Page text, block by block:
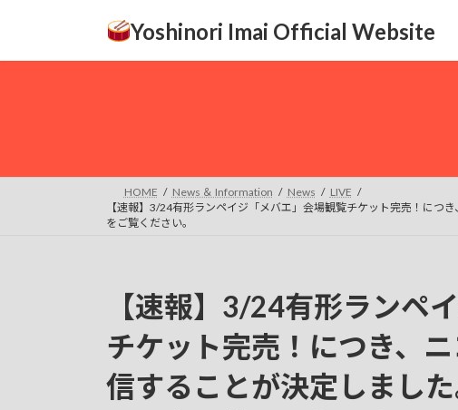
Yoshinori Imai Official Website
HOME News ＆ Information News
LIVE
【速報】3/24有形ランペイジ「メバエ」会場観覧チケット完売！につ
をご覧ください。
【速報】3/24有形ランペ
チケット完売！につき、
信することが決定しまし